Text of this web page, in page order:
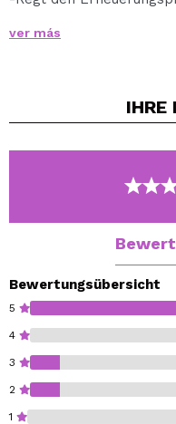
-Es erhöht die
Über diesen Link
der Safran-Linie
ver más
IHRE
Bewertungsübersicht
5
4
3
2
1